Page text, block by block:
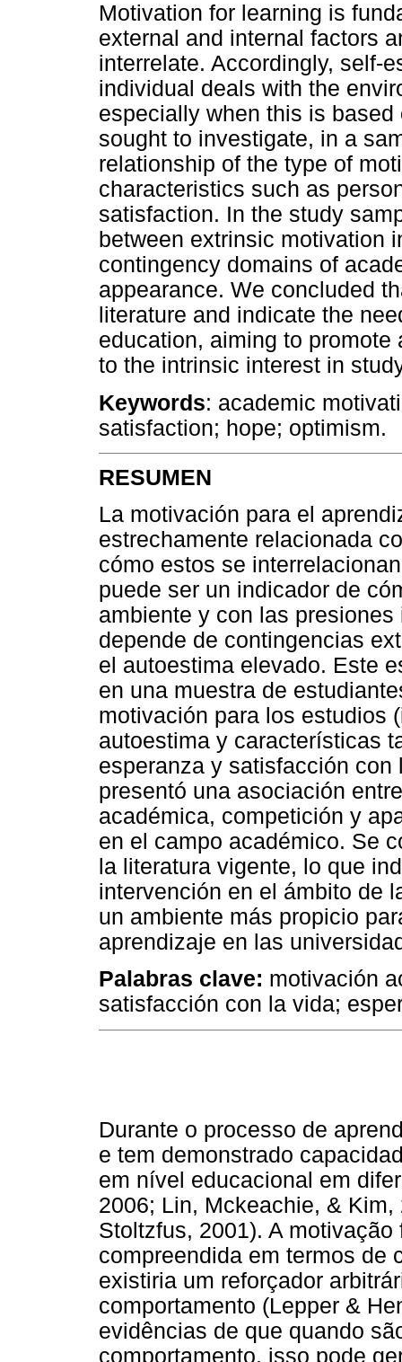
Motivation for learning is
external and internal factors
interrelate. Accordingly, self-
individual deals with the
especially when this is
sought to investigate, in a
relationship of the type of
characteristics such as
satisfaction. In the study
between extrinsic motivation
contingency domains of
appearance. We concluded
literature and indicate the
education, aiming to
to the intrinsic interest in
Keywords: academic
satisfaction; hope; optimism.
RESUMEN
La motivación para el
estrechamente relacionada
cómo estos se
puede ser un indicador de
ambiente y con las
depende de contingencias
el autoestima elevado. Este
en una muestra de
motivación para los estudios
autoestima y características
esperanza y satisfacción
presentó una asociación
académica, competición y
en el campo académico. Se
la literatura vigente, lo que
intervención en el ámbito de
un ambiente más propicio
aprendizaje en las
Palabras clave: motivación
satisfacción con la vida;
Durante o processo de
e tem demonstrado
em nível educacional em
2006; Lin, Mckeachie, &
Stoltzfus, 2001). A
compreendida em termos de
existiria um reforçador
comportamento (Lepper &
evidências de que quando
comportamento, isso pode